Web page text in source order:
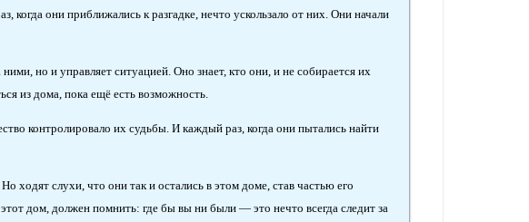
когда они приближались к разгадке, нечто ускользало от них. Они начали
но и управляет ситуацией. Оно знает, кто они, и не собирается их
из дома, пока ещё есть возможность.
контролировало их судьбы. И каждый раз, когда они пытались найти
ходят слухи, что они так и остались в этом доме, став частью его
дом, должен помнить: где бы вы ни были — это нечто всегда следит за